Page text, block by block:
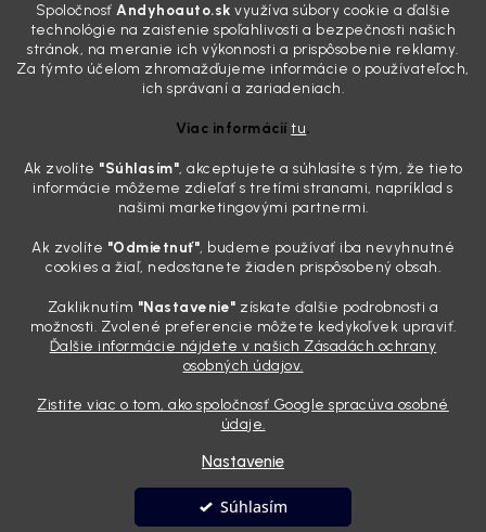
Spoločnosť Andyhoauto.sk využíva súbory cookie a ďalšie
technológie na zaistenie spoľahlivosti a bezpečnosti našich
stránok, na meranie ich výkonnosti a prispôsobenie reklamy.
Za týmto účelom zhromažďujeme informácie o používateľoch,
ich správaní a zariadeniach.
Viac informáciítu.
Ak zvolíte "Súhlasím", akceptujete a súhlasíte s tým, že tieto
informácie môžeme zdieľať s tretími stranami, napríklad s
našimi marketingovými partnermi.
Ak zvolíte "Odmietnuť", budeme používať iba nevyhnutné
cookies a žiaľ, nedostanete žiaden prispôsobený obsah.
Zakliknutím "Nastavenie" získate ďalšie podrobnosti a
možnosti. Zvolené preferencie môžete kedykoľvek upraviť.
Ďalšie informácie nájdete v našich Zásadách ochrany
osobných údajov.
Zistite viac o tom, ako spoločnosť Google spracúva osobné
údaje.
Nastavenie
Súhlasím
„upratanom“ aute, no pri pohľade na palubnú dosku vás ide poraziť. V
mriežkach ventilácie, okolo tlačidiel a v švíkoch sedačiek na vás stále
drzo pozerá prach. Handra ani vysávač tam jednodu...
Detailing nemusí stáť výplatu: 5 kúskov autokozmetiky,
Sobotné ráno, káva v ruke a pred vami zaprášená kapota. Pre
niekoho nuda, pre nás najlepší relax. Lenže keď si v košíku spočítate
všetky tie fľaštičky, šampóny a utierky, výsledná suma vie poriadne
pokaziť náladu. Dobrá správa je, že aj profi výbava ...
Zabudnite na šmuhy: 7 overených vychytávok, ktoré z
28.7.2026
Poznáte ten pocit. Sobota ráno, slnko sa oprie do laku a vy namiesto
radosti vidíte len šedý povlak, zaschnuté kvapky a kolesá čierne od
bodu B, ale pre nás je to vizitka. Nič nepoka...
Vytvoril Shoptet